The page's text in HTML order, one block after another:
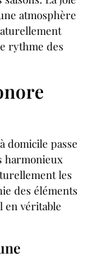
atmosphère
rythme des
domicile passe
harmonieux
les
des éléments
en véritable